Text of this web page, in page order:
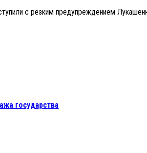
с резким предупреждением
государства